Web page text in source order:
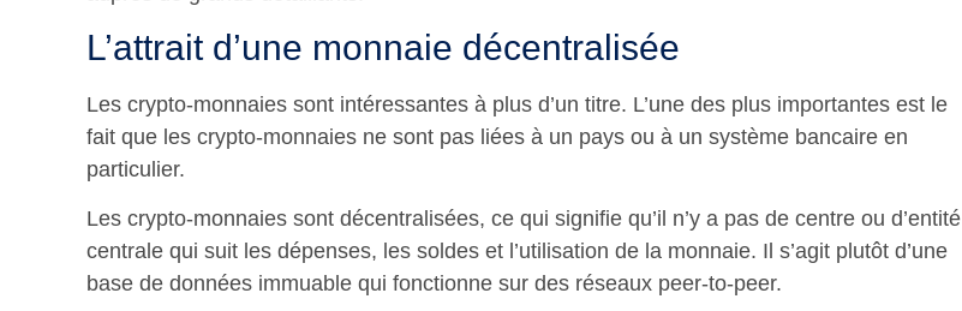
L’attrait d’une monnaie décentralisée
Les crypto-monnaies sont intéressantes à plus d’un titre. L’une des plus importantes est le
fait que les crypto-monnaies ne sont pas liées à un pays ou à un système bancaire en
particulier.
Les crypto-monnaies sont décentralisées, ce qui signifie qu’il n’y a pas de centre ou d’entité
centrale qui suit les dépenses, les soldes et l’utilisation de la monnaie. Il s’agit plutôt d’une
base de données immuable qui fonctionne sur des réseaux peer-to-peer.